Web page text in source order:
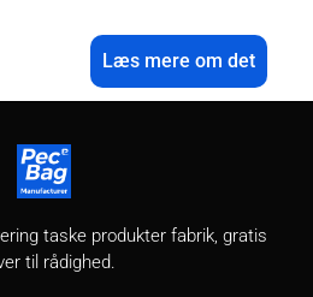
Læs mere om det
taske produkter fabrik, gratis
til rådighed.